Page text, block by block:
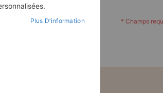
Plus D’information